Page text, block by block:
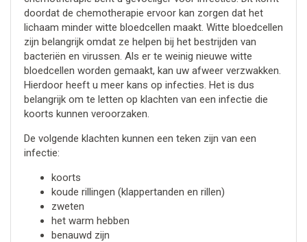
doordat de chemotherapie ervoor kan zorgen dat het
lichaam minder witte bloedcellen maakt. Witte bloedcellen
zijn belangrijk omdat ze helpen bij het bestrijden van
bacteriën en virussen. Als er te weinig nieuwe witte
bloedcellen worden gemaakt, kan uw afweer verzwakken.
Hierdoor heeft u meer kans op infecties. Het is dus
belangrijk om te letten op klachten van een infectie die
koorts kunnen veroorzaken.
De volgende klachten kunnen een teken zijn van een
infectie:
koorts
koude rillingen (klappertanden en rillen)
zweten
het warm hebben
benauwd zijn